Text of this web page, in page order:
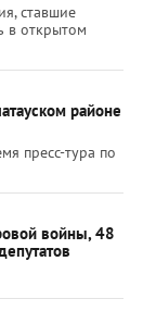
ставшие
в открытом
районе
пресс-тура по
войны, 48